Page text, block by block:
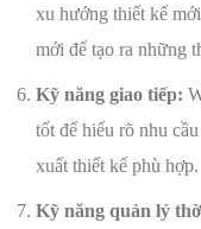
xu hướng thiết kế
mới để tạo ra những
Kỹ năng giao tiếp:
tốt để hiểu rõ nhu
xuất thiết kế phù hợp.
Kỹ năng quản lý